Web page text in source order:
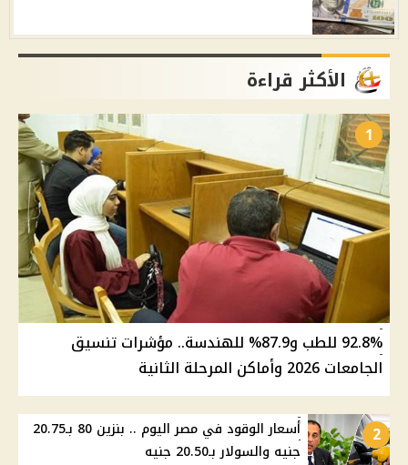
الأكثر قراءة
1
92.8% للطب و87.9% للهندسة.. مؤشرات تنسيق
الجامعات 2026 وأماكن المرحلة الثانية
2
أسعار الوقود في مصر اليوم .. بنزين 80 بـ20.75
جنيه والسولار بـ20.50 جنيه